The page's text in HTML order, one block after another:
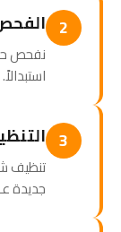
2
نفحص
استبدالاً.
3
تنظيف
جديدة